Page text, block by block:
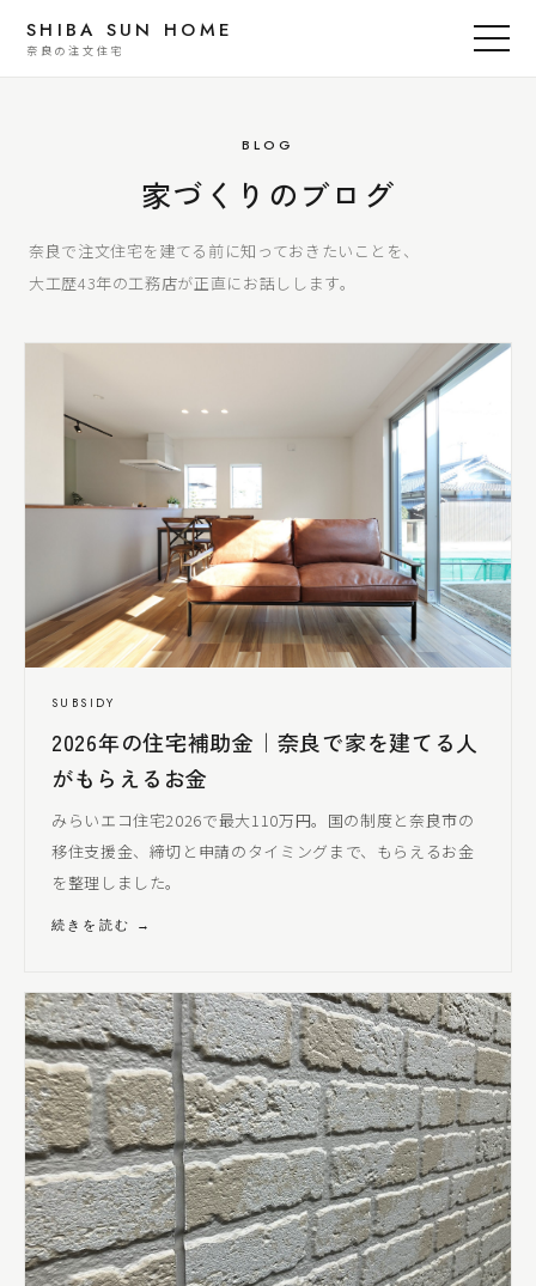
SHIBA SUN HOME
奈良の注文住宅
BLOG
家づくりのブログ
奈良で注文住宅を建てる前に知っておきたいことを、
大工歴43年の工務店が正直にお話しします。
SUBSIDY
2026年の住宅補助金｜奈良で家を建てる人
がもらえるお金
みらいエコ住宅2026で最大110万円。国の制度と奈良市の
移住支援金、締切と申請のタイミングまで、もらえるお金
を整理しました。
続きを読む →